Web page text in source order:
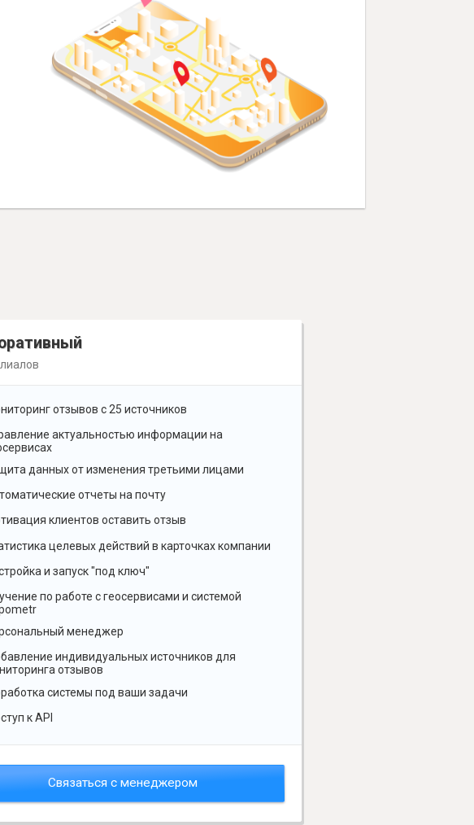
отзывов с 25 источников
актуальностью информации на
данных от изменения третьими лицами
отчеты на почту
клиентов оставить отзыв
целевых действий в карточках компании
и запуск "под ключ"
по работе с геосервисами и системой
менеджер
индивидуальных источников для
отзывов
системы под ваши задачи
к API
Связаться с менеджером